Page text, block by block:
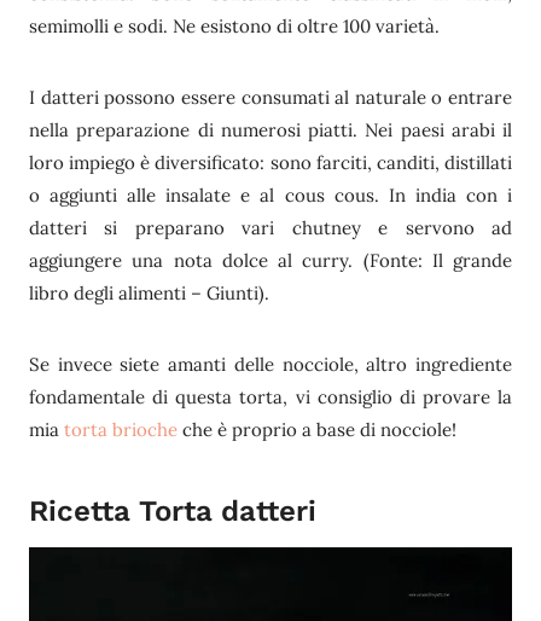
semimolli e sodi. Ne esistono di oltre 100 varietà.
I datteri possono essere consumati al naturale o entrare
nella preparazione di numerosi piatti. Nei paesi arabi il
loro impiego è diversificato: sono farciti, canditi, distillati
o aggiunti alle insalate e al cous cous. In india con i
datteri si preparano vari chutney e servono ad
aggiungere una nota dolce al curry. (Fonte: Il grande
libro degli alimenti – Giunti).
Se invece siete amanti delle nocciole, altro ingrediente
fondamentale di questa torta, vi consiglio di provare la
mia torta brioche che è proprio a base di nocciole!
Ricetta Torta datteri